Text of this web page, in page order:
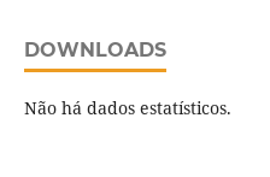
DOWNLOADS
Não há dados estatísticos.